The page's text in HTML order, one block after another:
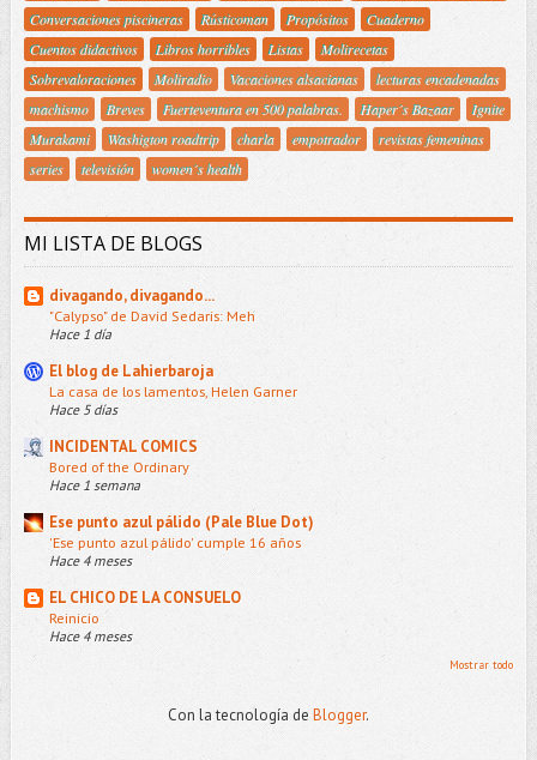
Conversaciones piscineras
Rústicoman Propósitos
Cuaderno
Cuentos didactivos
Libros horribles Listas
Molirecetas
Sobrevaloraciones
Moliradio Vacaciones alsacianas
lecturas encadenadas
machismo
Breves Fuerteventura en 500 palabras. Haper´s Bazaar
Ignite
Murakami
Washigton roadtrip charla empotrador
revistas femeninas
series
televisión women´s health
MI LISTA DE BLOGS
divagando, divagando...
"Calypso" de David Sedaris: Meh
Hace 1 día
El blog de Lahierbaroja
La casa de los lamentos, Helen Garner
Hace 5 días
INCIDENTAL COMICS
Bored of the Ordinary
Hace 1 semana
Ese punto azul pálido (Pale Blue Dot)
'Ese punto azul pálido' cumple 16 años
Hace 4 meses
EL CHICO DE LA CONSUELO
Reinicio
Hace 4 meses
Mostrar todo
Con la tecnología de Blogger.